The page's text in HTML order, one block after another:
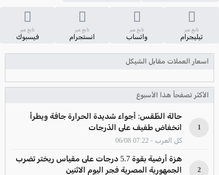
تابع عبر
تيليجرام
تابع عبر
واتساب
تابع عبر
انستجرام
تابع عبر
فيسبوك
اسعار العملات مقابل الشيكل
الأكثر تصفحاً هذا الأسبوع
1
حالة الطّقس: أجواء شديدة الحرارة جافة ويطرأ
انخفاض طفيف على الدّرجات
كل العرب - 07:22 06/08
2
هزة أرضية بقوة 5.7 درجات على مقياس ريختر تضرب
الجمهورية المصرية فجر اليوم الاثنين